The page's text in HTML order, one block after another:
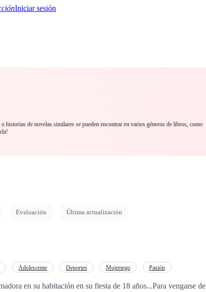
Iniciar sesión
historias de novelas similares se pueden encontrar en varios géneros de libros, como
Evaluación Última actualización
Adolescente Deportes Mujeriego
Pasión
en su habitación en su fiesta de 18 años...Para vengarse de